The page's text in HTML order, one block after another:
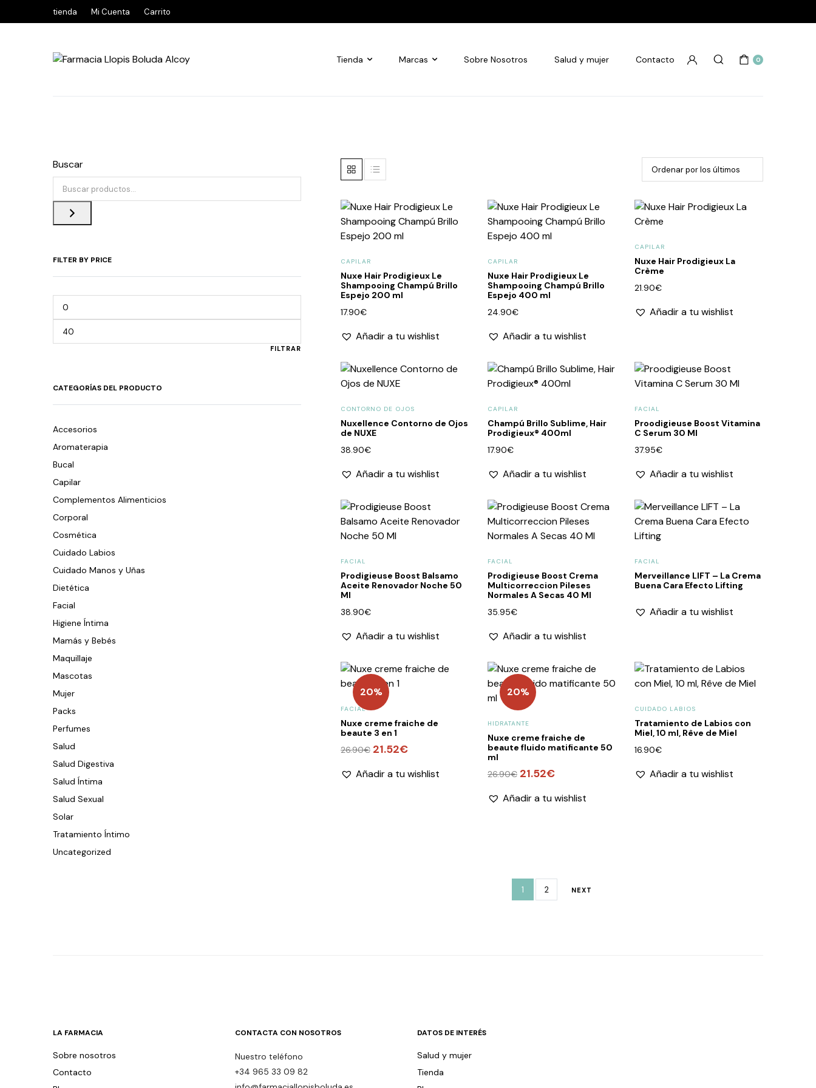
tienda Mi Cuenta Carrito
Tienda Marcas Sobre Nosotros Salud y mujer Contacto 0
Buscar
FILTER BY PRICE
mínimo
máximo
FILTRAR
CATEGORÍAS DEL PRODUCTO
Accesorios
Aromaterapia
Bucal
Capilar
Complementos Alimenticios
Corporal
Cosmética
Cuidado Labios
Cuidado Manos y Uñas
Dietética
Facial
Higiene Íntima
Mamás y Bebés
Maquillaje
Mascotas
Mujer
Packs
Perfumes
Salud
Salud Digestiva
Salud Íntima
Salud Sexual
Solar
Tratamiento Íntimo
Uncategorized
CAPILAR
Nuxe Hair Prodigieux Le
Shampooing Champú Brillo
Espejo 200 ml
17.90€
Añadir a tu wishlist
CAPILAR
Nuxe Hair Prodigieux Le
Shampooing Champú Brillo
Espejo 400 ml
24.90€
Añadir a tu wishlist
CAPILAR
Nuxe Hair Prodigieux La
Crème
21.90€
Añadir a tu wishlist
CONTORNO DE OJOS
Nuxellence Contorno de Ojos
de NUXE
38.90€
Añadir a tu wishlist
CAPILAR
Champú Brillo Sublime, Hair
Prodigieux® 400ml
17.90€
Añadir a tu wishlist
FACIAL
Proodigieuse Boost Vitamina
C Serum 30 Ml
37.95€
Añadir a tu wishlist
FACIAL
Prodigieuse Boost Balsamo
Aceite Renovador Noche 50
Ml
38.90€
Añadir a tu wishlist
FACIAL
Prodigieuse Boost Crema
Multicorreccion Pileses
Normales A Secas 40 Ml
35.95€
Añadir a tu wishlist
FACIAL
Merveillance LIFT – La Crema
Buena Cara Efecto Lifting
Añadir a tu wishlist
20%
FACIAL
Nuxe creme fraiche de
beaute 3 en 1
26.90€ El
original
21.52€El
actual
Añadir a tu wishlist
20%
HIDRATANTE
Nuxe creme fraiche de
beaute fluido matificante 50
ml
26.90€ El
original
21.52€El
actual
Añadir a tu wishlist
CUIDADO LABIOS
Tratamiento de Labios con
Miel, 10 ml, Rêve de Miel
16.90€
Añadir a tu wishlist
1 2 NEXT
LA FARMACIA
Sobre nosotros
Contacto
CONTACTA CON NOSOTROS
Nuestro teléfono
+34 965 33 09 82
DATOS DE INTERÉS
Salud y mujer
Tienda